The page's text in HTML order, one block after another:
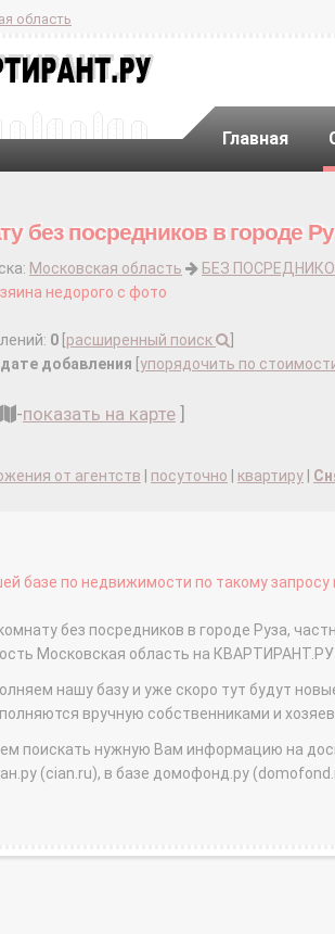
область
Главная
без посредников в городе
Московская область БЕЗ
недорого с фото
0 расширенный поиск
добавления упорядочить по
-показать на карте
от агентств посуточно квартиру
базе по недвижимости по такому запросу
без посредников в городе Руза,
Московская область на КВАРТИРАНТ.РУ
нашу базу и уже скоро тут будут
вручную собственниками и
поискать нужную Вам информацию на
(cian.ru), в базе домофонд.ру